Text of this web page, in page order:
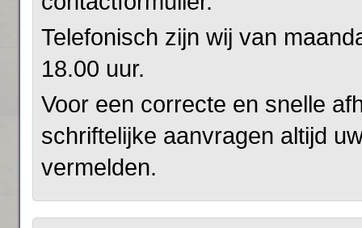
Telefonisch zijn wij van
18.00 uur.
Voor een correcte en snelle
schriftelijke aanvragen altijd
vermelden.